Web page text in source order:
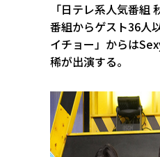
「日テレ系人気番
番組からゲスト36人
イチョー」からは
稀が出演する。